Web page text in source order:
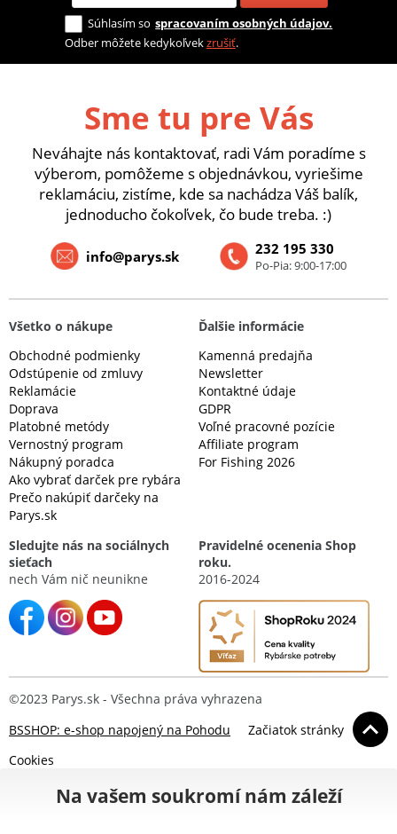
Súhlasím so spracovaním osobných údajov.
Odber môžete kedykoľvekzrušiť.
Sme tu pre Vás
Neváhajte nás kontaktovať, radi Vám poradíme s
výberom, pomôžeme s objednávkou, vyriešime
reklamáciu, zistíme, kde sa nachádza Váš balík,
jednoducho čokoľvek, čo bude treba. :)
232 195 330
Po-Pia: 9:00-17:00
info@parys.sk
Všetko o nákupe
Obchodné podmienky
Odstúpenie od zmluvy
Reklamácie
Doprava
Platobné metódy
Vernostný program
Nákupný poradca
Ako vybrať darček pre rybára
Prečo nakúpiť darčeky na
Parys.sk
Ďalšie informácie
Kamenná predajňa
Newsletter
Kontaktné údaje
GDPR
Voľné pracovné pozície
Affiliate program
For Fishing 2026
Sledujte nás na sociálnych
sieťach
nech Vám nič neunikne
Pravidelné ocenenia Shop
roku.
2016-2024
©2023 Parys.sk - Všechna práva vyhrazena
BSSHOP: e-shop napojený na Pohodu
Začiatok stránky
Cookies
Na vašem soukromí nám záleží